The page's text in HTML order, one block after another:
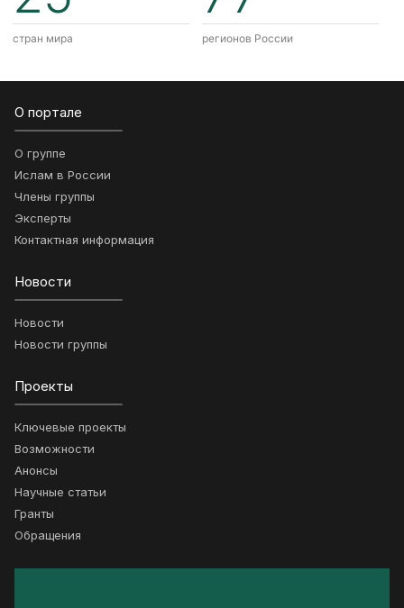
стран мира регионов России
О портале
О группе
Ислам в России
Члены группы
Эксперты
Контактная информация
Новости
Новости
Новости группы
Проекты
Ключевые проекты
Возможности
Анонсы
Научные статьи
Гранты
Обращения